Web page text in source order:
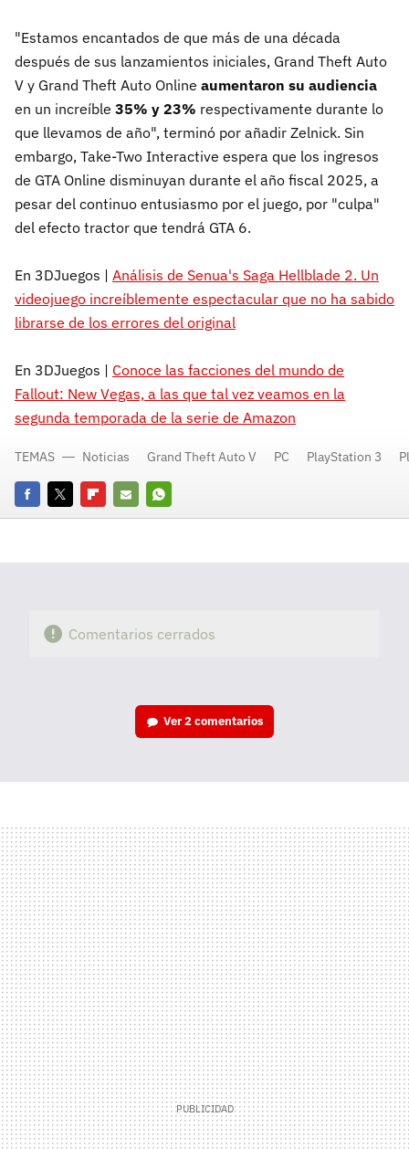
"Estamos encantados de que más de una década
después de sus lanzamientos iniciales, Grand Theft Auto
V y Grand Theft Auto Online aumentaron su audiencia
en un increíble 35% y 23% respectivamente durante lo
que llevamos de año", terminó por añadir Zelnick. Sin
embargo, Take-Two Interactive espera que los ingresos
de GTA Online disminuyan durante el año fiscal 2025, a
pesar del continuo entusiasmo por el juego, por "culpa"
del efecto tractor que tendrá GTA 6.
En 3DJuegos | Análisis de Senua's Saga Hellblade 2. Un
videojuego increíblemente espectacular que no ha sabido
librarse de los errores del original
En 3DJuegos | Conoce las facciones del mundo de
Fallout: New Vegas, a las que tal vez veamos en la
segunda temporada de la serie de Amazon
FacebookTwitterFlipboard
E-
Whatsapp
TEMAS Noticias Grand Theft Auto V PC PlayStation 3
Comentarios cerrados
Ver2 comentarios